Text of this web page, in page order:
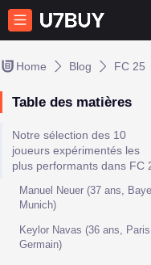
Home Blog FC 25
Table des matières
Notre sélection des 10
joueurs expérimentés les
plus performants dans FC
Manuel Neuer (37 ans,
Munich)
Keylor Navas (36 ans,
Germain)